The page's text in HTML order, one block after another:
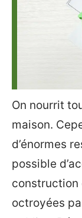
On nourrit
maison.
d’énormes
possible
construction
octroyées